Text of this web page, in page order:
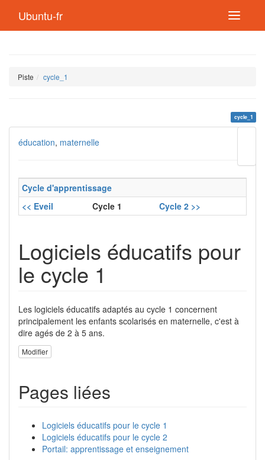
Ubuntu-fr
Piste cycle_1
cycle_1
page
de
éducation, maternelle
Cycle d'apprentissage
<< Eveil
Cycle 1 Cycle 2 >>
Logiciels éducatifs pour
le cycle 1
Les logiciels éducatifs adaptés au cycle 1 concernent
principalement les enfants scolarisés en maternelle, c'est à
dire agés de 2 à 5 ans.
Modifier
Pages liées
Logiciels éducatifs pour le cycle 1
Logiciels éducatifs pour le cycle 2
Portail: apprentissage et enseignement